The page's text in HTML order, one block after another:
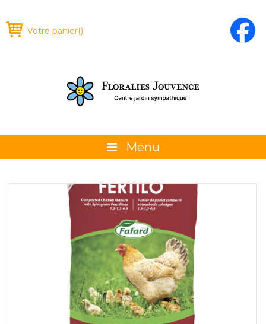
Votre panier()
Menu
La boutique
Promotions et évènements
Conseils
Glossaire
Calendrier horticole
Emplois